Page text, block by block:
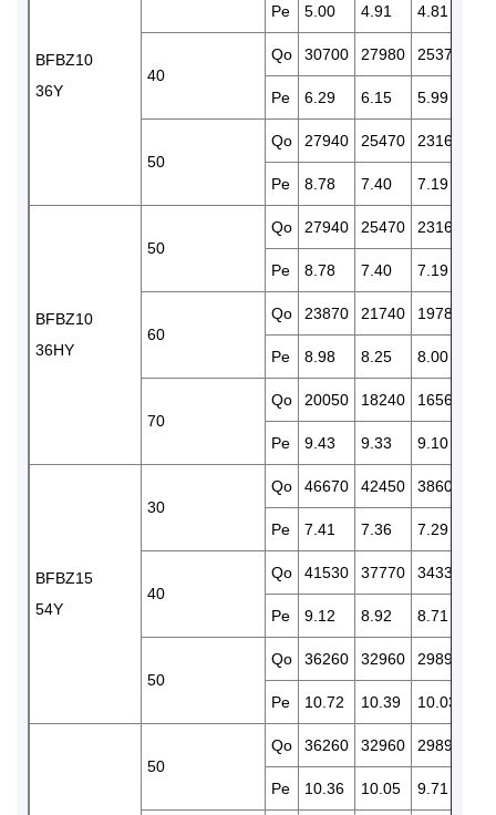
BFBZ10
36Y
Pe 5.00 4.91 4.81
40
Qo 30700 27980 25370
Pe 6.29 6.15 5.99
50
Qo 27940 25470 23160
Pe 8.78 7.40 7.19
BFBZ10
36HY
50
Qo 27940 25470 23160
Pe 8.78 7.40 7.19
60
Qo 23870 21740 19780
Pe 8.98 8.25 8.00
70
Qo 20050 18240 16560
Pe 9.43 9.33 9.10
BFBZ15
54Y
30
Qo 46670 42450 38600
Pe 7.41 7.36 7.29
40
Qo 41530 37770 34330
Pe 9.12 8.92 8.71
50
Qo 36260 32960 29890
Pe 10.72 10.39 10.03
50
Qo 36260 32960 29890
Pe 10.36 10.05 9.71